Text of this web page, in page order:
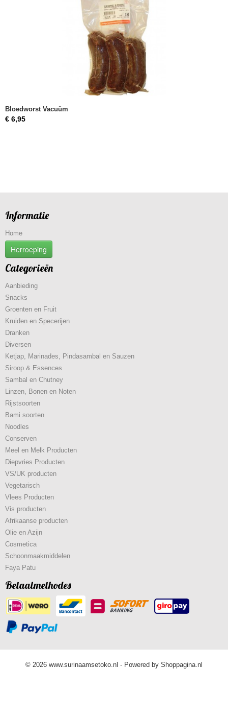
Bloedworst Vacuüm
€ 6,95
Informatie
Home
Herroeping
Categorieën
Aanbieding
Snacks
Groenten en Fruit
Kruiden en Specerijen
Dranken
Diversen
Ketjap, Marinades, Pindasambal en Sauzen
Siroop & Essences
Sambal en Chutney
Linzen, Bonen en Noten
Rijstsoorten
Bami soorten
Noodles
Conserven
Meel en Melk Producten
Diepvries Producten
VS/UK producten
Vegetarisch
Vlees Producten
Vis producten
Afrikaanse producten
Olie en Azijn
Cosmetica
Schoonmaakmiddelen
Faya Patu
Betaalmethodes
© 2026 www.surinaamsetoko.nl - Powered by Shoppagina.nl